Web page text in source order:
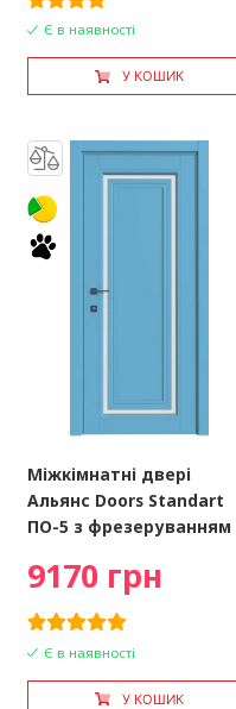
Є в наявності
У КОШИК
Міжкімнатні двері
Альянс Doors Standart
ПО-5 з фрезеруванням
9170 грн
Є в наявності
У КОШИК